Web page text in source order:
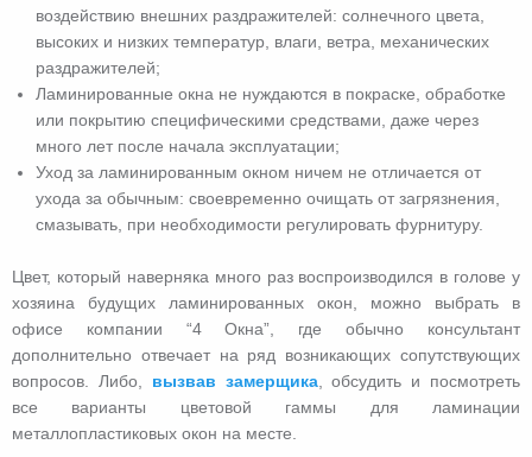
воздействию внешних раздражителей: солнечного цвета,
высоких и низких температур, влаги, ветра, механических
раздражителей;
Ламинированные окна не нуждаются в покраске, обработке
или покрытию специфическими средствами, даже через
много лет после начала эксплуатации;
Уход за ламинированным окном ничем не отличается от
ухода за обычным: своевременно очищать от загрязнения,
смазывать, при необходимости регулировать фурнитуру.
Цвет, который наверняка много раз воспроизводился в голове у
хозяина будущих ламинированных окон, можно выбрать в
офисе компании “4 Окна”, где обычно консультант
дополнительно отвечает на ряд возникающих сопутствующих
вопросов. Либо, вызвав замерщика, обсудить и посмотреть
все варианты цветовой гаммы для ламинации
металлопластиковых окон на месте.